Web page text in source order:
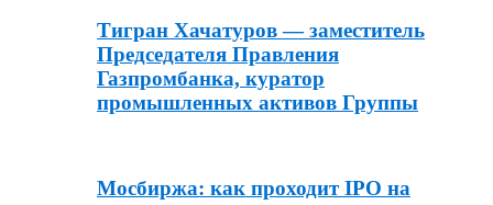
Тигран Хачатуров — заместитель
Председателя Правления
Газпромбанка, куратор
промышленных активов Группы
Мосбиржа: как проходит IPO на